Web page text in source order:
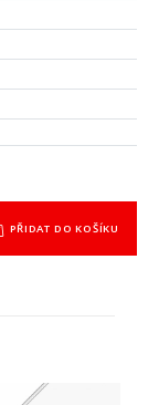
PŘIDAT DO KOŠÍKU